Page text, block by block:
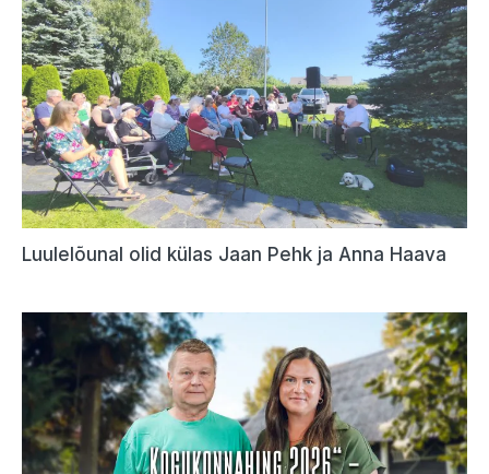
Luulelõunal olid külas Jaan Pehk ja Anna Haava